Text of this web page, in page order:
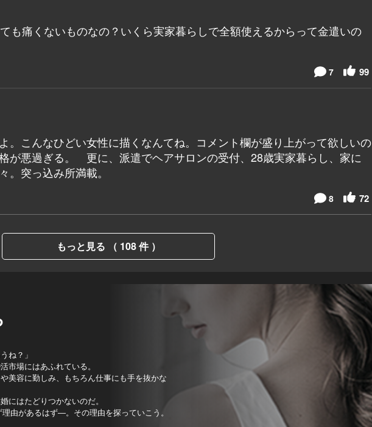
も痛くないものなの？いくら実家暮らしで全額使えるからって金遣いの
99
7
。こんなひどい女性に描くなんてね。コメント欄が盛り上がって欲しいの
が悪過ぎる。 更に、派遣でヘアサロンの受付、28歳実家暮らし、家に
。突っ込み所満載。
72
8
もっと見る （ 108 件 ）
ね？」
市場にはあふれている。
美容に勤しみ、もちろん仕事にも手を抜かな
にはたどりつかないのだ。
由があるはず―。その理由を探っていこう。